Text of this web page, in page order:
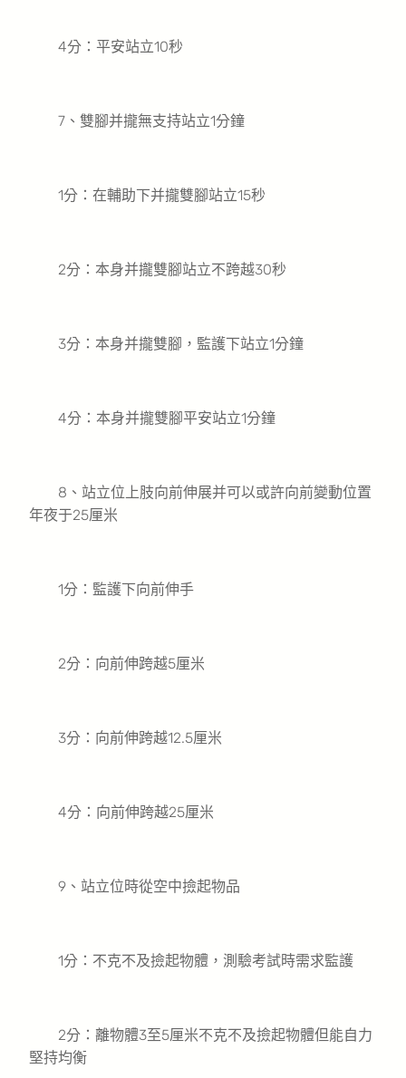
4分：平安站立10秒
7、雙腳并攏無支持站立1分鐘
1分：在輔助下并攏雙腳站立15秒
2分：本身并攏雙腳站立不跨越30秒
3分：本身并攏雙腳，監護下站立1分鐘
4分：本身并攏雙腳平安站立1分鐘
8、站立位上肢向前伸展并可以或許向前變動位置
年夜于25厘米
1分：監護下向前伸手
2分：向前伸跨越5厘米
3分：向前伸跨越12.5厘米
4分：向前伸跨越25厘米
9、站立位時從空中撿起物品
1分：不克不及撿起物體，測驗考試時需求監護
2分：離物體3至5厘米不克不及撿起物體但能自力
堅持均衡